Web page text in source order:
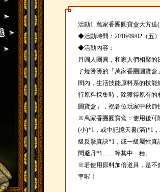
活動1. 萬家香團圓寶盒大方送
◆活動時間：2016/09/02（五
◆活動內容：
月圓人團圓，和家人們相聚
了燒燙燙的「萬家香團圓寶
間內，生活技能原料系的技
行原料採集時，除獲得原有
圓寶盒」，祝各位玩家中秋節
※萬家香團圓寶盒：使用後可
(小)*1，或中記憶天書(滿)*1
級反擊真訣*1，或一級屬性
閃避丹*1……等其中一種。
※若使用原料加倍道具，是不
率喔！